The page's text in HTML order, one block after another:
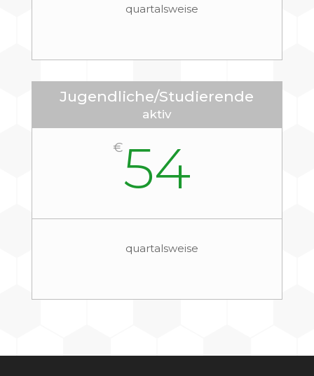
quartalsweise
Jugendliche/Studierende
aktiv
€54
quartalsweise